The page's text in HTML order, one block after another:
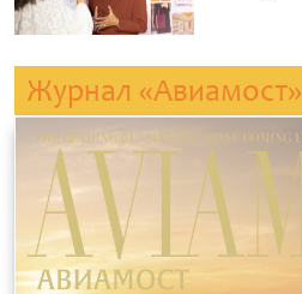
Журнал «Авиамост»